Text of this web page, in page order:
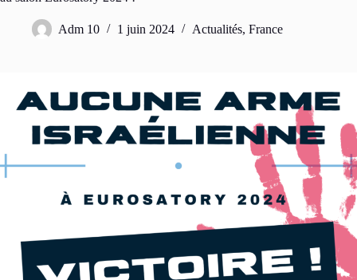
Adm 10 1 juin 2024 Actualités, France